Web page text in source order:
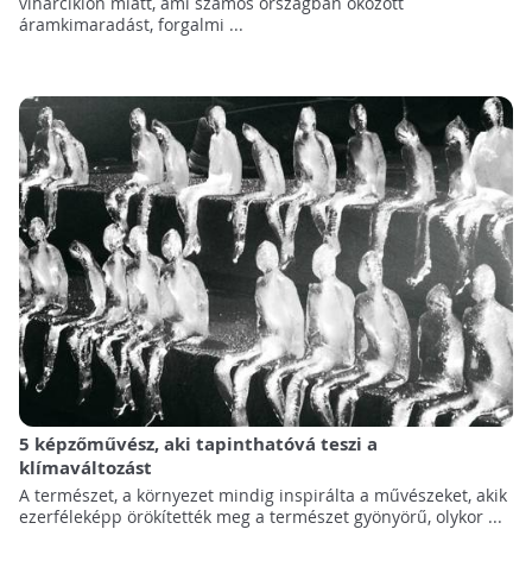
áramkimaradást, forgalmi ...
5 képzőművész, aki tapinthatóvá teszi a
klímaváltozást
A természet, a környezet mindig inspirálta a művészeket, akik
ezerféleképp örökítették meg a természet gyönyörű, olykor ...